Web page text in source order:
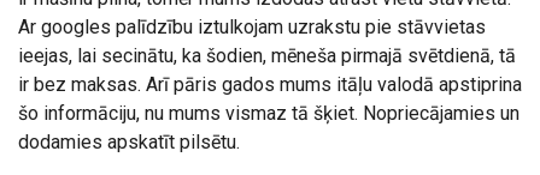
Ar googles palīdzību iztulkojam uzrakstu pie stāvvietas
ieejas, lai secinātu, ka šodien, mēneša pirmajā svētdienā, tā
ir bez maksas. Arī pāris gados mums itāļu valodā apstiprina
šo informāciju, nu mums vismaz tā šķiet. Nopriecājamies un
dodamies apskatīt pilsētu.